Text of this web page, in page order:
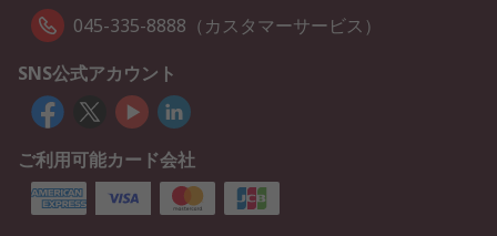
045-335-8888（カスタマーサービス）
SNS公式アカウント
ご利用可能カード会社